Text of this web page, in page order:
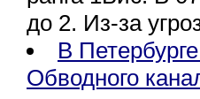
до 2. Из-за
В
Обводного